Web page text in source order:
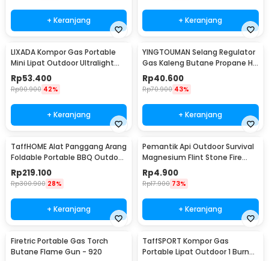
+ Keranjang + Keranjang
LIXADA Kompor Gas Portable
Mini Lipat Outdoor Ultralight
Camping Stove - SL-0102
Rp53.400
Rp90.900 42%
+ Keranjang
YINGTOUMAN Selang Regulator
Gas Kaleng Butane Propane Hi
Cook Outdoor - YTM-77
Rp40.600
Rp70.900 43%
+ Keranjang
TaffHOME Alat Panggang Arang
Foldable Portable BBQ Outdoor
Grill Stove - HWSK77
Rp219.100
Rp300.900 28%
+ Keranjang
Pemantik Api Outdoor Survival
Magnesium Flint Stone Fire
Starter - PRO
Rp4.900
Rp17.900 73%
+ Keranjang
Firetric Portable Gas Torch
Butane Flame Gun - 920
TaffSPORT Kompor Gas
Portable Lipat Outdoor 1 Burner